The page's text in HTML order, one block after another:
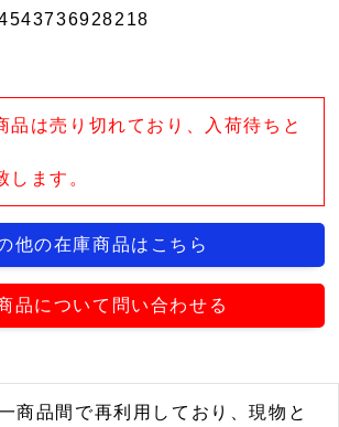
4543736928218
品は売り切れており、入荷待ちと
します。
他の在庫商品はこちら
品について問い合わせる
商品間で再利用しており、現物と